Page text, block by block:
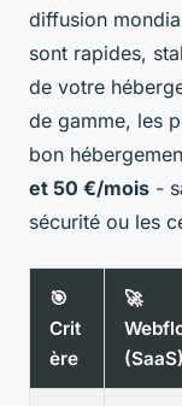
diffusion
sont rapides,
de votre
de gamme, les
bon
et 50 €/mois -
sécurité ou les
🎯
Crit
ère
🚀
(SaaS)